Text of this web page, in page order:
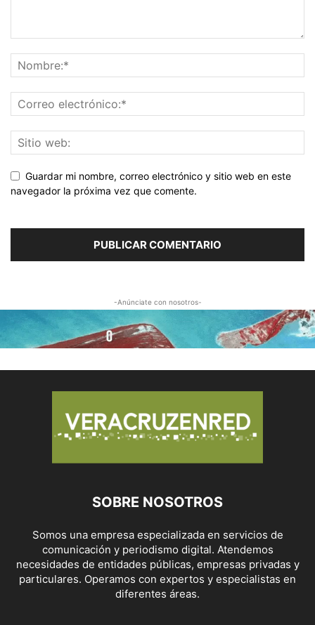
Guardar mi nombre, correo electrónico y sitio web en este
navegador la próxima vez que comente.
-Anúnciate con nosotros-
SOBRE NOSOTROS
Somos una empresa especializada en servicios de
comunicación y periodismo digital. Atendemos
necesidades de entidades públicas, empresas privadas y
particulares. Operamos con expertos y especialistas en
diferentes áreas.